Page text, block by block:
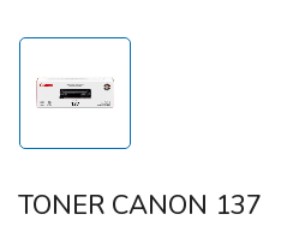
TONER CANON 137